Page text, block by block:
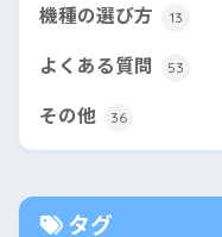
機種の選び方 13
よくある質問 53
その他 36
タグ